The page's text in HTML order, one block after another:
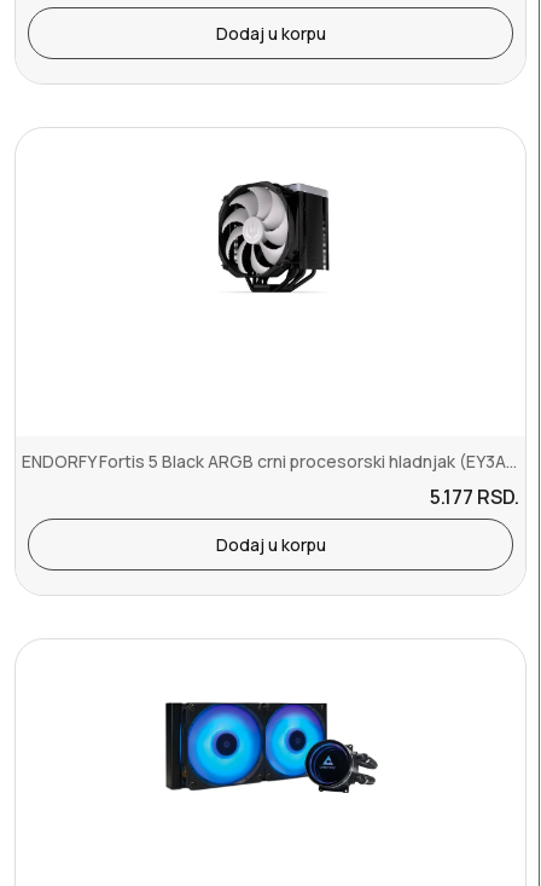
Dodaj u korpu
ENDORFY Fortis 5 Black ARGB crni procesorski hladnjak (EY3A014)
5.177 RSD.
Dodaj u korpu